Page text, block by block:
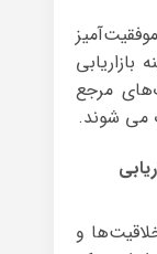
بازاریابی
مرجع
می شوند.
و